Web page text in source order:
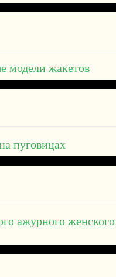
модели жакетов
пуговицах
ажурного женского